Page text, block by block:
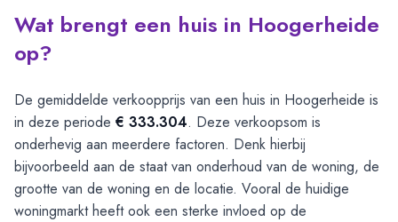
Wat brengt een huis in Hoogerheide
op?
De gemiddelde verkoopprijs van een huis in Hoogerheide is
in deze periode € 333.304. Deze verkoopsom is
onderhevig aan meerdere factoren. Denk hierbij
bijvoorbeeld aan de staat van onderhoud van de woning, de
grootte van de woning en de locatie. Vooral de huidige
woningmarkt heeft ook een sterke invloed op de